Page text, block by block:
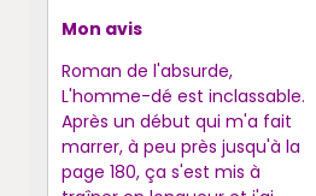
Mon avis
Roman de l'absurde,
L'homme-dé est inclassable.
Après un début qui m'a fait
marrer, à peu près jusqu'à la
page 180, ça s'est mis à